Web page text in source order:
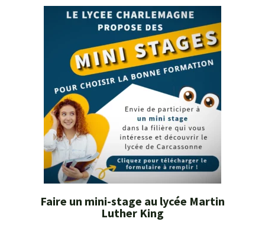
Faire un mini-stage au lycée Martin
Luther King